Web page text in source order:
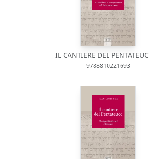
IL CANTIERE DEL
9788810221693